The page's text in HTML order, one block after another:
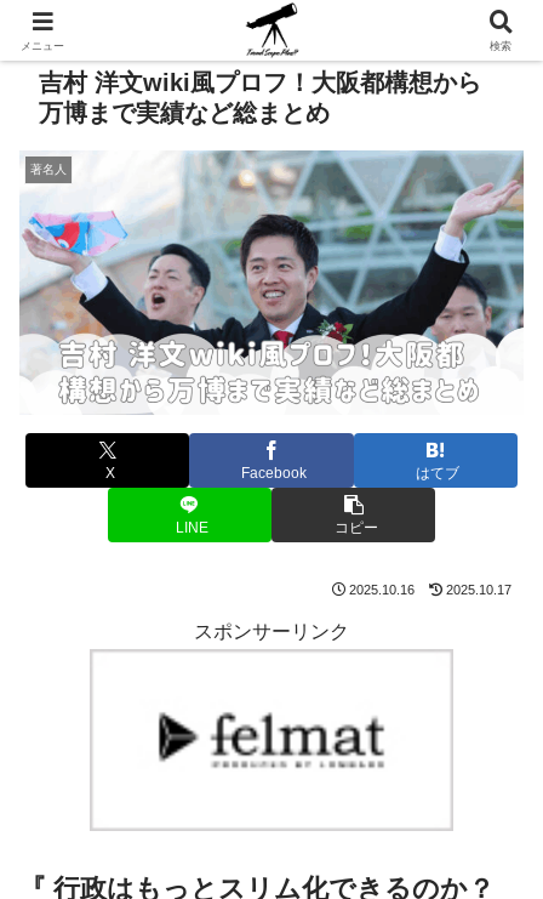
吉村 洋文wiki風プロフ！大阪都構想から
万博まで実績など総まとめ
著名人
X Facebook はてブ
LINE コピー
2025.10.16 2025.10.17
スポンサーリンク
『 行政はもっとスリム化できるのか？
メニュー 検索